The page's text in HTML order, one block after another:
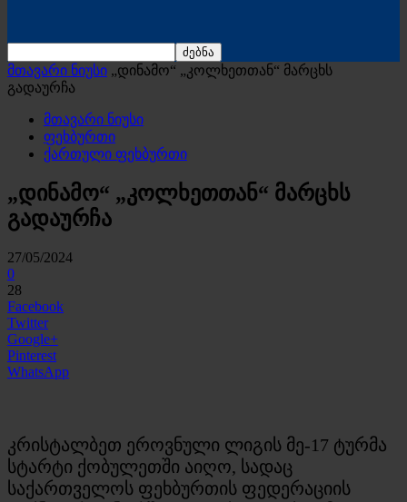
მთავარი ნიუსი „დინამო“ „კოლხეთთან“ მარცხს
გადაურჩა
მთავარი ნიუსი
ფეხბურთი
ქართული ფეხბურთი
„დინამო“ „კოლხეთთან“ მარცხს
გადაურჩა
27/05/2024
0
28
Facebook
Twitter
Google+
Pinterest
WhatsApp
კრისტალბეთ ეროვნული ლიგის მე-17 ტურმა
სტარტი ქობულეთში აიღო, სადაც
საქართველოს ფეხბურთის ფედერაციის